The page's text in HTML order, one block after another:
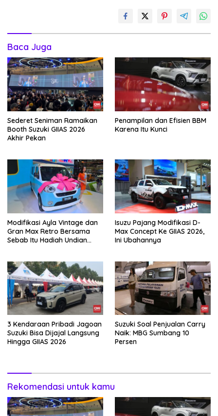
Baca Juga
Sederet Seniman Ramaikan
Booth Suzuki GIIAS 2026
Akhir Pekan
Penampilan dan Efisien BBM
Karena Itu Kunci
Modifikasi Ayla Vintage dan
Gran Max Retro Bersama
Sebab Itu Hadiah Undian
Isuzu Pajang Modifikasi D-
Max Concept Ke GIIAS 2026,
Ini Ubahannya
3 Kendaraan Pribadi Jagoan
Suzuki Bisa Dijajal Langsung
Hingga GIIAS 2026
Suzuki Soal Penjualan Carry
Naik: MBG Sumbang 10
Persen
Rekomendasi untuk kamu